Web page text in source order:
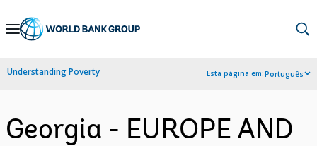
Skip
Navigation
Understanding Poverty Esta página em:Português
Georgia - EUROPE AND